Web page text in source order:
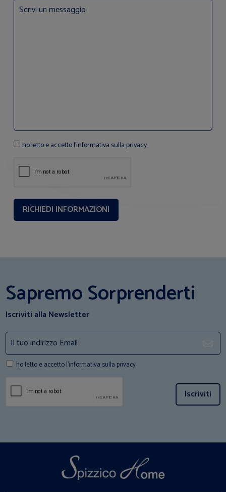
ho letto e accetto l'informativa sulla privacy
Sapremo Sorprenderti
Iscriviti alla Newsletter
ho letto e accetto l'informativa sulla privacy
Iscriviti